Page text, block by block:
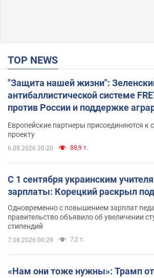
TOP NEWS
"Защита нашей жизни":
антибаллистической системе
против России и поддержке
Европейские партнеры присоединяются к
проекту
6.08.2026 20:20 88,9 т.
С 1 сентября украинским
зарплаты: Корецкий раскрыл
Одновременно с повышением зарплат
правительство объявило об увеличении
стипендий
7.08.2026 00:29 7,2 т.
«Нам они тоже нужны»: Трамп